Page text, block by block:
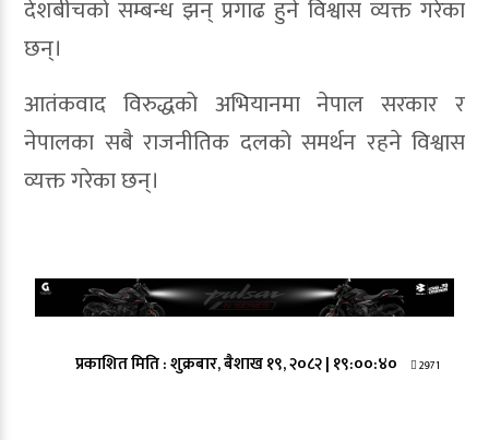
देशबीचको सम्बन्ध झन् प्रगाढ हुने विश्वास व्यक्त गरेका
छन्।
आतंकवाद विरुद्धको अभियानमा नेपाल सरकार र
नेपालका सबै राजनीतिक दलको समर्थन रहने विश्वास
व्यक्त गरेका छन्।
प्रकाशित मिति :शुक्रबार, बैशाख १९, २०८२| १९:००:४० 2971